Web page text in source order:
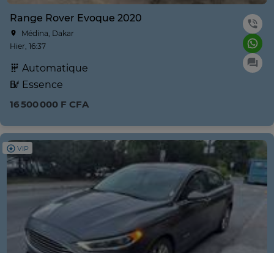
Range Rover Evoque 2020
Médina, Dakar
Hier, 16:37
Automatique
Essence
16 500 000 F CFA
VIP